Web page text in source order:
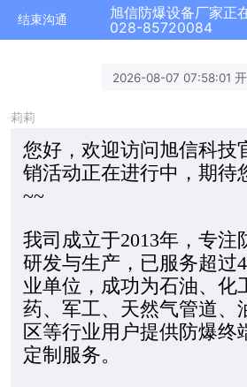
结束沟通
旭信防爆设备厂家正
028-85720084
2026-08-07 07:58:01
莉莉
您好，欢迎访问旭信科技
销活动正在进行中，期待
~~
我司成立于2013年，专注
研发与生产，已服务超过
业单位，成功为石油、化
药、军工、天然气管道、
区等行业用户提供防爆终
定制服务。